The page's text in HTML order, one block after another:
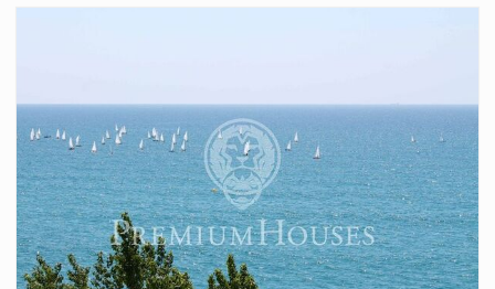
la casa encontramos aire acondicionado, aspirador
centralizado, conexión USB y Ipod para escuchar
música.Dispone también de un salón amplio con biblioteca y
comedor con una mesa central con capacidad para unas 14
personas.El garaje tiene capacidad para 4 coches, además
dispone también de una gran despensa.El terreno de esta
propiedad es de los más grandes de la zona y dispone de
piscina climatizada para anticipar y alargar el verano.